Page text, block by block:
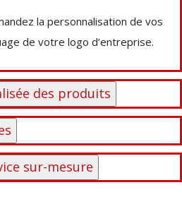
la personnalisation de vos
de votre logo d’entreprise.
des produits
sur-mesure